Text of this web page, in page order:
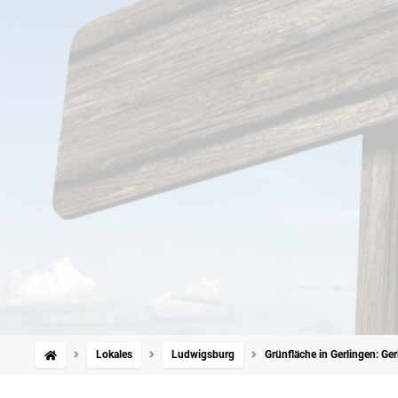
Lokales Ludwigsburg Grünfläche in Gerlingen: